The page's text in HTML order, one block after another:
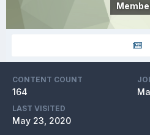
CONTENT COUNT
164
LAST VISITED
May 23, 2020